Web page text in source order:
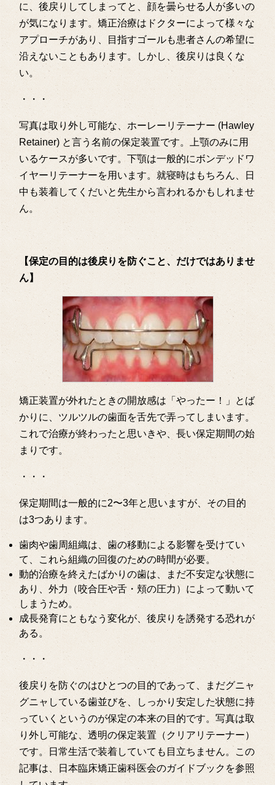
に、後戻りしてしまってと、顔を曇らせる人が多いの
が気になります。矯正治療はドクターによって様々な
アプローチがあり、目指すゴールも患者さんの希望に
沿えないこともあります。しかし、後戻りは良くな
い。
・・・
写真は取り外し可能な、ホーレーリテーナー (Hawley
Retainer) と言う名前の保定装置です。上顎のみに用
いるケースが多いです。下顎は一般的にボンデッドワ
イヤーリテーナーを用います。就寝時はもちろん、日
中も装着してくだいと先生から言われるかもしれませ
ん。
【保定の目的は後戻りを防ぐこと、だけではありませ
ん】
矯正装置が外れたときの開放感は「やったー！」とば
かりに、ツルツルの歯面を舌先で弄ってしまいます。
これで治療が終わったと思いきや、長い保定期間の始
まりです。
・・・
保定期間は一般的に2〜3年と思いますが、その目的
は3つあります。
歯肉や歯周組織は、歯の移動による影響を受けてい
て、これら組織の回復のための時間が必要。
動的治療を終えたばかりの歯は、まだ不安定な状態に
あり、外力（咬合圧や舌・頬の圧力）によって動いて
しまうため。
成長発育にともなう変化が、後戻りを誘発する恐れが
ある。
・・・
後戻りを防ぐのはひとつの目的であって、まだグニャ
グニャしている歯並びを、しっかり安定した状態に持
っていくというのが保定の本来の目的です。写真は取
り外し可能な、透明の保定装置（クリアリテーナー）
です。日常生活で装着していても目立ちません。この
記事は、日本臨床矯正歯科医会のガイドブックを参照